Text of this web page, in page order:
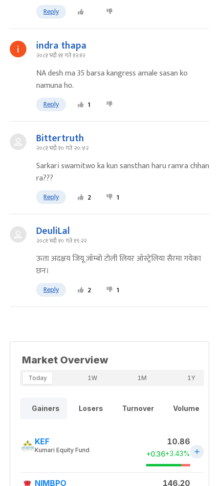
Reply
indra thapa
२०८१ भदौ ११ गते १२:१२
NA desh ma 35 barsa kangress amale sasan ko
namuna ho.
Reply 1
Bittertruth
२०८१ भदौ १० गते २०:४२
Sarkari swamitwo ka kun sansthan haru ramra chhan
ra???
Reply 2 1
DeuliLal
२०८१ भदौ १० गते १९:२२
ऊता अदक्षय जियू ज़ॉम्बो टोली लियर ऑस्ट्रेलिया सैरमा गयेका
छन।
Reply 2 1